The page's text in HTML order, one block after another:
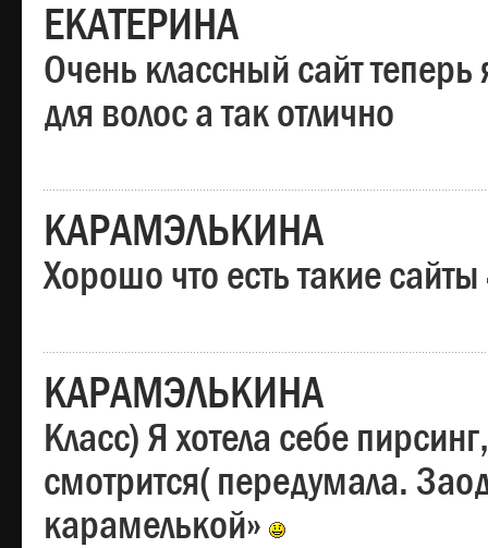
ЕКАТЕРИНА
Очень классный сайт теперь
для волос а так отлично
КАРАМЭЛЬКИНА
Хорошо что есть такие сайты
КАРАМЭЛЬКИНА
Класс) Я хотела себе
смотрится( передумала.
карамелькой»